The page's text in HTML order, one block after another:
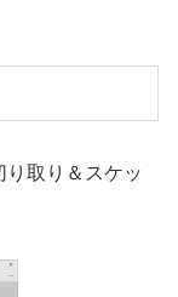
り取り＆スケッ